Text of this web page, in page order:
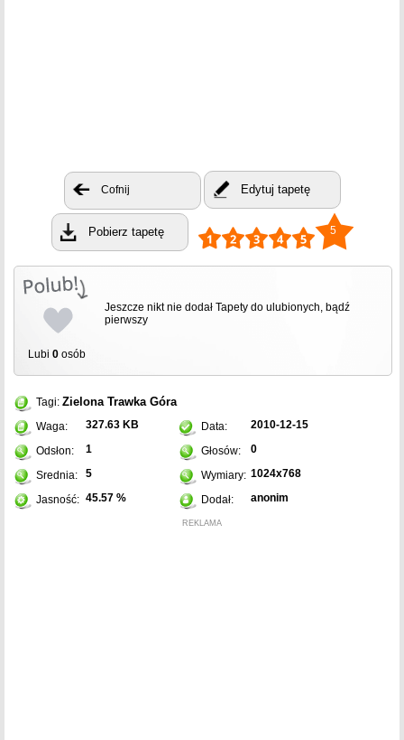
Cofnij Edytuj tapetę
Pobierz tapetę 5
Lubi 0 osób
Jeszcze nikt nie dodał Tapety do ulubionych, bądź
pierwszy
Tagi: Zielona Trawka Góra
Waga: 327.63 KB Data: 2010-12-15
Odsłon: 1 Głosów: 0
Srednia: 5 Wymiary: 1024x768
Jasność: 45.57 % Dodał: anonim
REKLAMA